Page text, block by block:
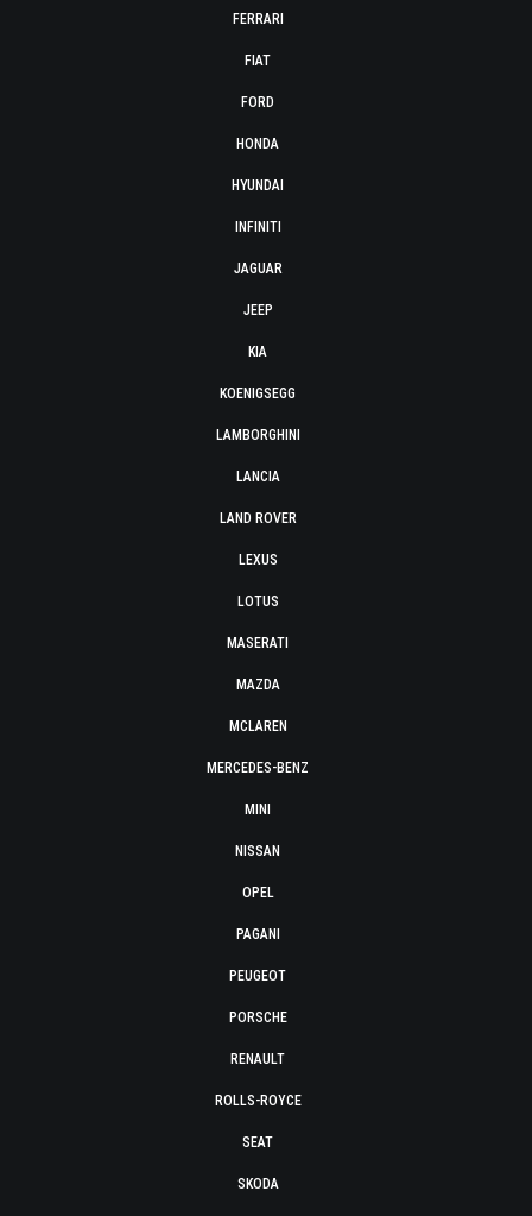
FERRARI
FIAT
FORD
HONDA
HYUNDAI
INFINITI
JAGUAR
JEEP
KIA
KOENIGSEGG
LAMBORGHINI
LANCIA
LAND ROVER
LEXUS
LOTUS
MASERATI
MAZDA
MCLAREN
MERCEDES-BENZ
MINI
NISSAN
OPEL
PAGANI
PEUGEOT
PORSCHE
RENAULT
ROLLS-ROYCE
SEAT
SKODA